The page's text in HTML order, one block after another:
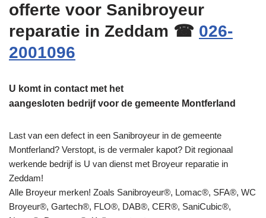
offerte voor Sanibroyeur
reparatie in Zeddam ☎ 026-
2001096
U komt in contact met het
aangesloten bedrijf voor de gemeente Montferland
Last van een defect in een Sanibroyeur in de gemeente
Montferland? Verstopt, is de vermaler kapot? Dit regionaal
werkende bedrijf is U van dienst met Broyeur reparatie in
Zeddam!
Alle Broyeur merken! Zoals Sanibroyeur®, Lomac®, SFA®, WC
Broyeur®, Gartech®, FLO®, DAB®, CER®, SaniCubic®,